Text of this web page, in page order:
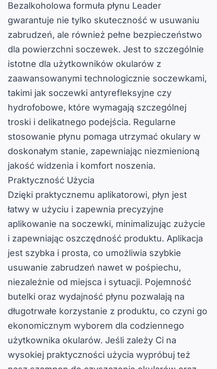
Bezalkoholowa formuła płynu Leader
gwarantuje nie tylko skuteczność w usuwaniu
zabrudzeń, ale również pełne bezpieczeństwo
dla powierzchni soczewek. Jest to szczególnie
istotne dla użytkowników okularów z
zaawansowanymi technologicznie soczewkami,
takimi jak soczewki antyrefleksyjne czy
hydrofobowe, które wymagają szczególnej
troski i delikatnego podejścia. Regularne
stosowanie płynu pomaga utrzymać okulary w
doskonałym stanie, zapewniając niezmienioną
jakość widzenia i komfort noszenia.
Praktyczność Użycia
Dzięki praktycznemu aplikatorowi, płyn jest
łatwy w użyciu i zapewnia precyzyjne
aplikowanie na soczewki, minimalizując zużycie
i zapewniając oszczędność produktu. Aplikacja
jest szybka i prosta, co umożliwia szybkie
usuwanie zabrudzeń nawet w pośpiechu,
niezależnie od miejsca i sytuacji. Pojemność
butelki oraz wydajność płynu pozwalają na
długotrwałe korzystanie z produktu, co czyni go
ekonomicznym wyborem dla codziennego
użytkownika okularów. Jeśli zależy Ci na
wysokiej praktyczności użycia wypróbuj też